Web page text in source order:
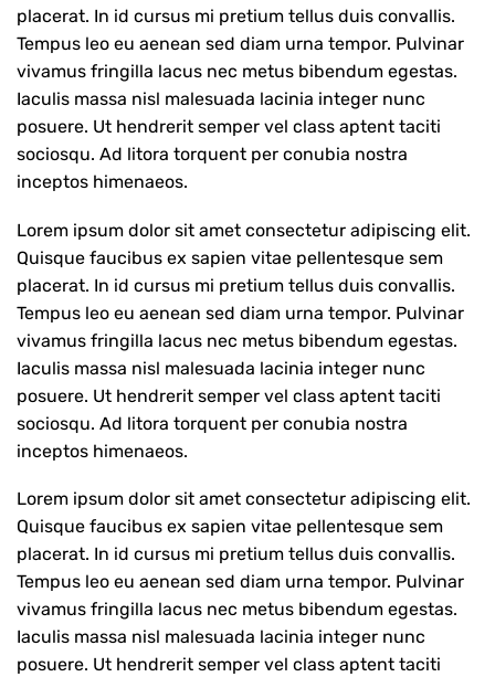
placerat. In id cursus mi pretium tellus duis convallis.
Tempus leo eu aenean sed diam urna tempor. Pulvinar
vivamus fringilla lacus nec metus bibendum egestas.
Iaculis massa nisl malesuada lacinia integer nunc
posuere. Ut hendrerit semper vel class aptent taciti
sociosqu. Ad litora torquent per conubia nostra
inceptos himenaeos.
Lorem ipsum dolor sit amet consectetur adipiscing elit.
Quisque faucibus ex sapien vitae pellentesque sem
placerat. In id cursus mi pretium tellus duis convallis.
Tempus leo eu aenean sed diam urna tempor. Pulvinar
vivamus fringilla lacus nec metus bibendum egestas.
Iaculis massa nisl malesuada lacinia integer nunc
posuere. Ut hendrerit semper vel class aptent taciti
sociosqu. Ad litora torquent per conubia nostra
inceptos himenaeos.
Lorem ipsum dolor sit amet consectetur adipiscing elit.
Quisque faucibus ex sapien vitae pellentesque sem
placerat. In id cursus mi pretium tellus duis convallis.
Tempus leo eu aenean sed diam urna tempor. Pulvinar
vivamus fringilla lacus nec metus bibendum egestas.
Iaculis massa nisl malesuada lacinia integer nunc
posuere. Ut hendrerit semper vel class aptent taciti